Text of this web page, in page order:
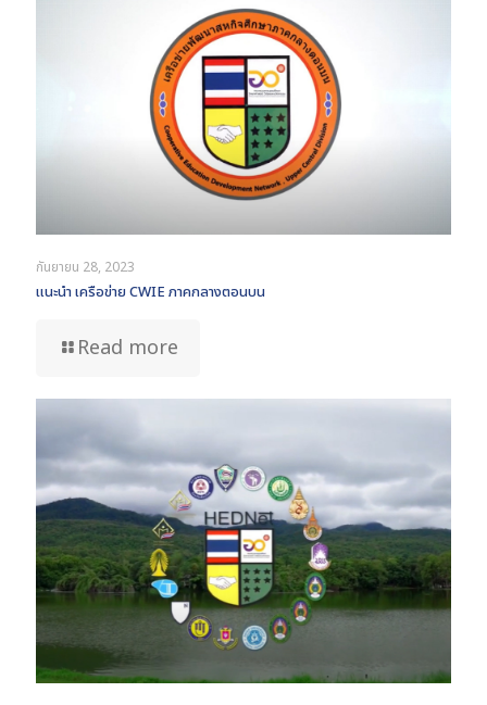
กันยายน 28, 2023
แนะนำ เครือข่าย CWIE ภาคกลางตอนบน
Read more